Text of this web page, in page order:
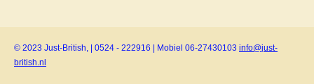
© 2023 Just-British, | 0524 - 222916 | Mobiel 06-27430103 info@just-
british.nl